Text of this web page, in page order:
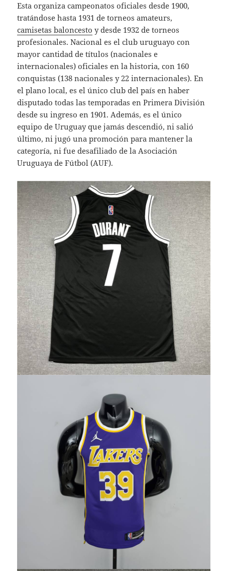
Esta organiza campeonatos oficiales desde 1900,
tratándose hasta 1931 de torneos amateurs,
camisetas baloncesto y desde 1932 de torneos
profesionales. Nacional es el club uruguayo con
mayor cantidad de títulos (nacionales e
internacionales) oficiales en la historia, con 160
conquistas (138 nacionales y 22 internacionales). En
el plano local, es el único club del país en haber
disputado todas las temporadas en Primera División
desde su ingreso en 1901. Además, es el único
equipo de Uruguay que jamás descendió, ni salió
último, ni jugó una promoción para mantener la
categoría, ni fue desafiliado de la Asociación
Uruguaya de Fútbol (AUF).